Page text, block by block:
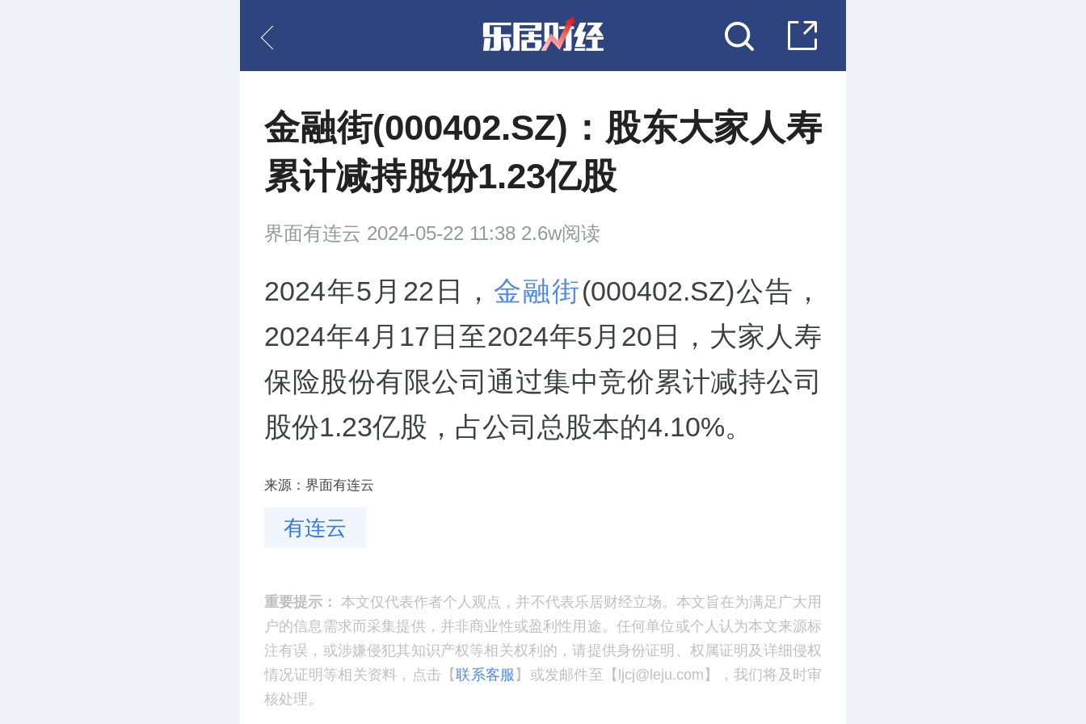
金融街(000402.SZ)：股东大家人寿
累计减持股份1.23亿股
界面有连云 2024-05-22 11:38 2.6w阅读
2024年5月22日， 金融街(000402.SZ)公告，
2024年4月17日至2024年5月20日，大家人寿
保险股份有限公司通过集中竞价累计减持公司
股份1.23亿股，占公司总股本的4.10%。
来源：界面有连云
有连云
重要提示：
本文仅代表作者个人观点，并不代表乐居财经立场。本文旨在为满足广大用
户的信息需求而采集提供，并非商业性或盈利性用途。任何单位或个人认为本文来源标
注有误，或涉嫌侵犯其知识产权等相关权利的，请提供身份证明、权属证明及详细侵权
情况证明等相关资料，点击【联系客服 】或发邮件至【ljcj@leju.com】，我们将及时审
核处理。